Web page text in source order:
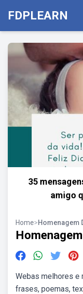
FDPLEARN
35
amigo
Home>Homenagem
Webas melhores e
frases, poemas,